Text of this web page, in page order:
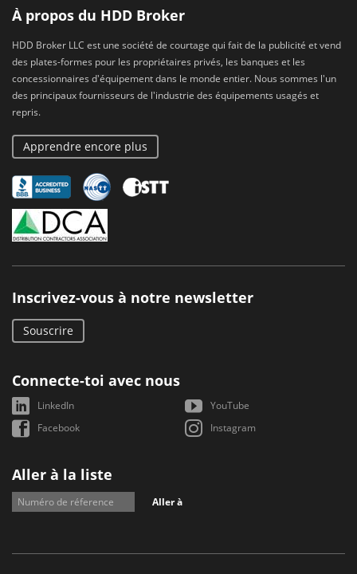
À propos du HDD Broker
HDD Broker LLC est une société de courtage qui fait de la publicité et vend
des plates-formes pour les propriétaires privés, les banques et les
concessionnaires d'équipement dans le monde entier. Nous sommes l'un
des principaux fournisseurs de l'industrie des équipements usagés et
repris.
Apprendre encore plus
Inscrivez-vous à notre newsletter
Souscrire
Connecte-toi avec nous
LinkedIn
YouTube
Facebook
Instagram
Aller à la liste
Aller à